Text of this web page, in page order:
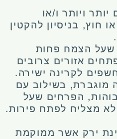
ויותר ו/או
חוץ, בניסיון להקטין
שעל הצמח פחות
אזורים צרובים
לקרינה ישירה.
מוגברת, בשילוב עם
הפרחים שעל
מצליח לפתח פירות.
ירק אשר ממוקמת